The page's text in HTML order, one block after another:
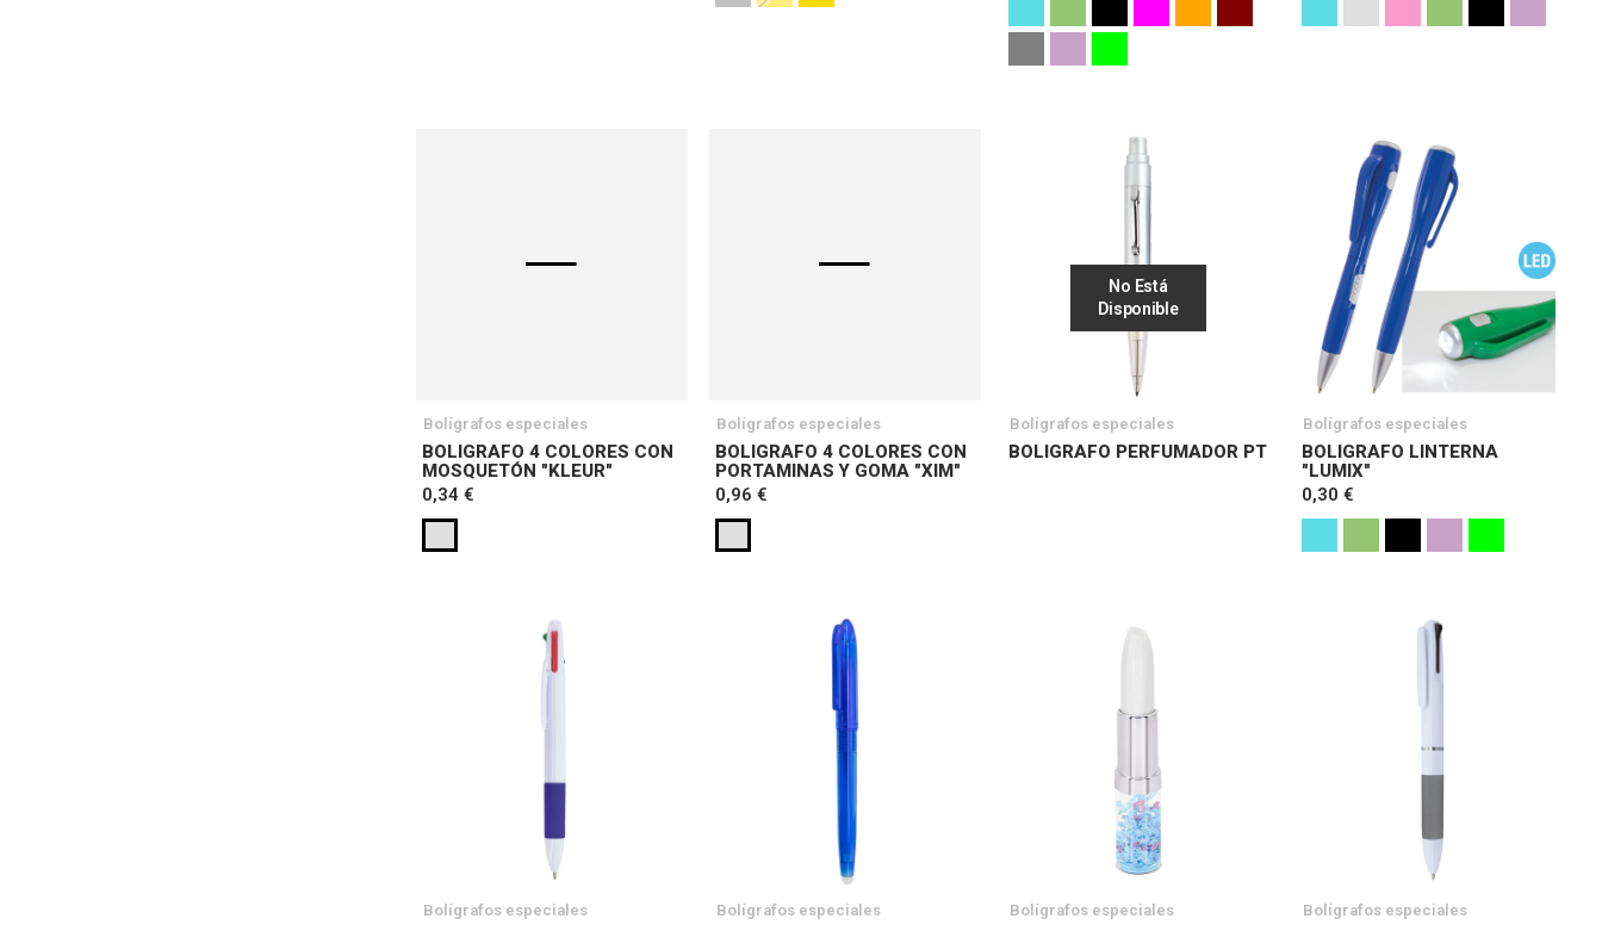
Bolígrafos especiales
BOLIGRAFO 4 COLORES CON
MOSQUETÓN "KLEUR"
0,34 €
Bolígrafos especiales
BOLIGRAFO 4 COLORES CON
PORTAMINAS Y GOMA "XIM"
0,96 €
No Está
Disponible
Bolígrafos especiales
BOLIGRAFO PERFUMADOR PT
Bolígrafos especiales
BOLIGRAFO LINTERNA
"LUMIX"
0,30 €
Bolígrafos especiales Bolígrafos especiales Bolígrafos especiales Bolígrafos especiales